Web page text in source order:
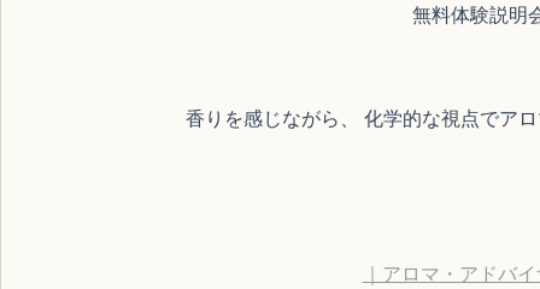
無料体験説明
香りを感じながら、 化学的な視点でア
｜アロマ・アドバ